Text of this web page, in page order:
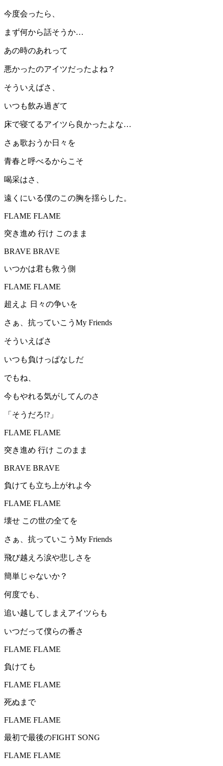
今度会ったら、
まず何から話そうか…
あの時のあれって
悪かったのアイツだったよね？
そういえばさ、
いつも飲み過ぎて
床で寝てるアイツら良かったよな…
さぁ歌おうか日々を
青春と呼べるからこそ
喝采はさ、
遠くにいる僕のこの胸を揺らした。
FLAME FLAME
突き進め 行け このまま
BRAVE BRAVE
いつかは君も救う側
FLAME FLAME
超えよ 日々の争いを
さぁ、抗っていこうMy Friends
そういえばさ
いつも負けっぱなしだ
でもね、
今もやれる気がしてんのさ
「そうだろ!?」
FLAME FLAME
突き進め 行け このまま
BRAVE BRAVE
負けても立ち上がれよ今
FLAME FLAME
壊せ この世の全てを
さぁ、抗っていこうMy Friends
飛び越えろ涙や悲しさを
簡単じゃないか？
何度でも、
追い越してしまえアイツらも
いつだって僕らの番さ
FLAME FLAME
負けても
FLAME FLAME
死ぬまで
FLAME FLAME
最初で最後のFIGHT SONG
FLAME FLAME